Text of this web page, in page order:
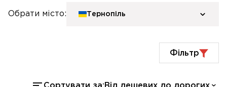
Обрати місто: Тернопіль
Фільтр
Сортувати за: Від дешевих до дорогих